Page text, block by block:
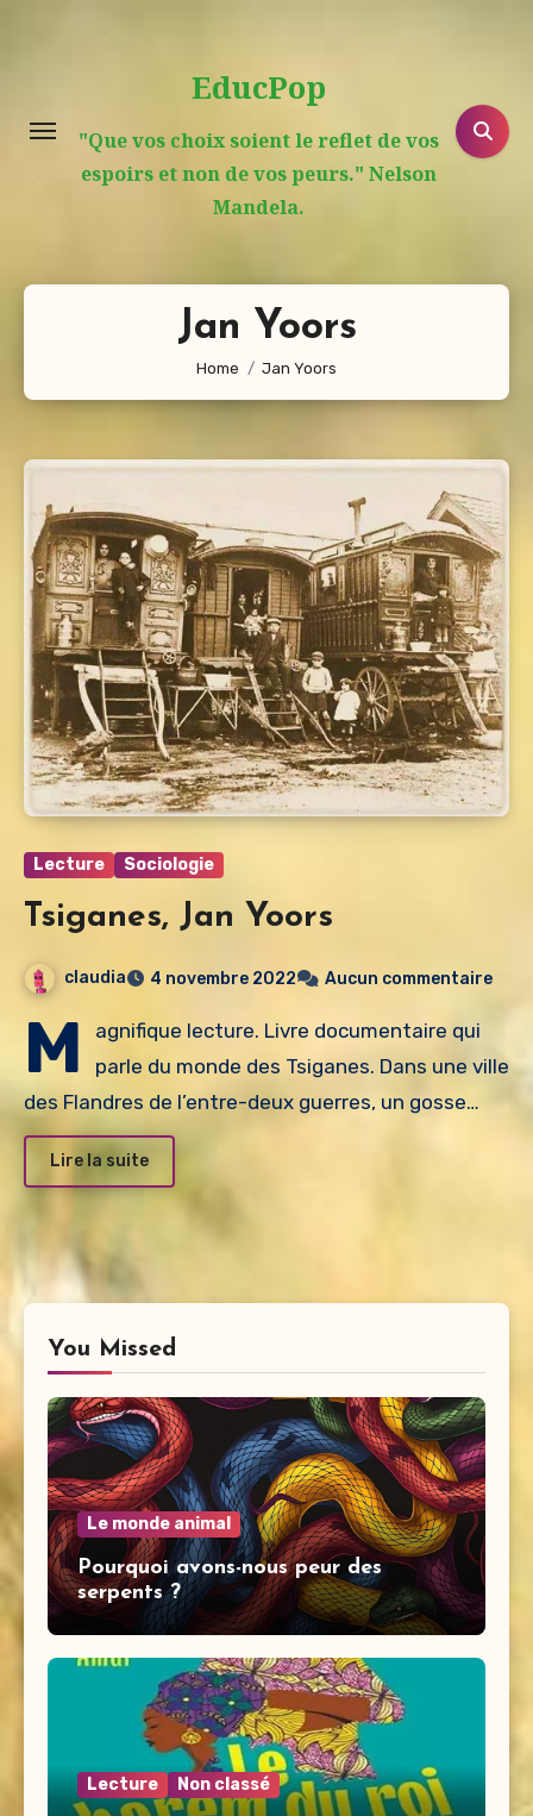
EducPop
"Que vos choix soient le reflet de vos
espoirs et non de vos peurs." Nelson
Mandela.
Jan Yoors
Home Jan Yoors
Lecture Sociologie
Tsiganes, Jan Yoors
claudia 4 novembre 2022 Aucun commentaire
M
agnifique lecture. Livre documentaire qui
parle du monde des Tsiganes. Dans une ville
des Flandres de l’entre-deux guerres, un gosse…
Lire la suite
You Missed
Le monde animal
Pourquoi avons-nous peur des
serpents ?
Lecture Non classé